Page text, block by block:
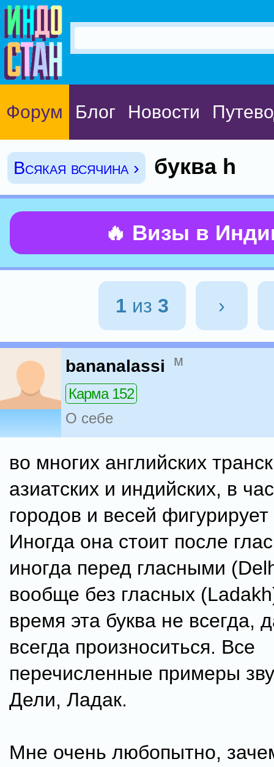
Форум Блог Новости
Всякая всячина › буква h
🔥 Визы в
1 из 3 ›
bananalassi м
Карма 152
О себе
во многих английских
азиатских и индийских, в
городов и весей фигурирует
Иногда она стоит после
иногда перед гласными
вообще без гласных
время эта буква не всегда,
всегда произноситься. Все
перечисленные примеры
Дели, Ладак.
Мне очень любопытно,